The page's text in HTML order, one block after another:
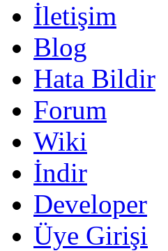
İletişim
Blog
Hata Bildir
Forum
Wiki
İndir
Developer
Üye Girişi